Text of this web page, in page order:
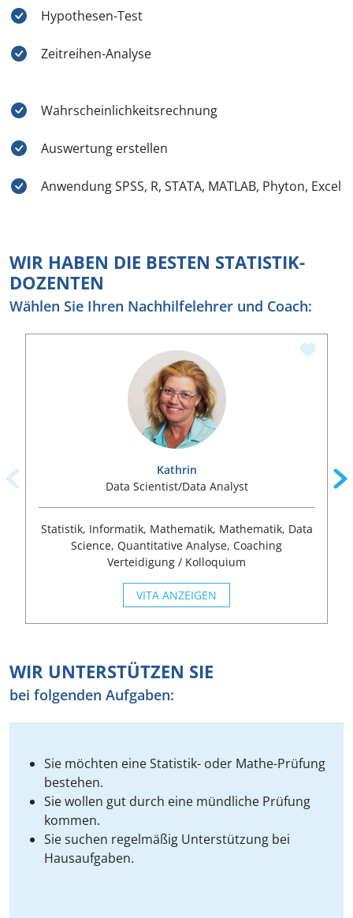
Hypothesen-Test
Zeitreihen-Analyse
Wahrscheinlichkeitsrechnung
Auswertung erstellen
Anwendung SPSS, R, STATA, MATLAB, Phyton, Excel
WIR HABEN DIE BESTEN STATISTIK-
DOZENTEN
Wählen Sie Ihren Nachhilfelehrer und Coach:
Kathrin
Data Scientist/Data Analyst
Statistik, Informatik, Mathematik, Mathematik, Data
Science, Quantitative Analyse, Coaching
Verteidigung / Kolloquium
VITA ANZEIGEN
WIR UNTERSTÜTZEN SIE
bei folgenden Aufgaben:
Sie möchten eine Statistik- oder Mathe-Prüfung
bestehen.
Sie wollen gut durch eine mündliche Prüfung
kommen.
Sie suchen regelmäßig Unterstützung bei
Hausaufgaben.